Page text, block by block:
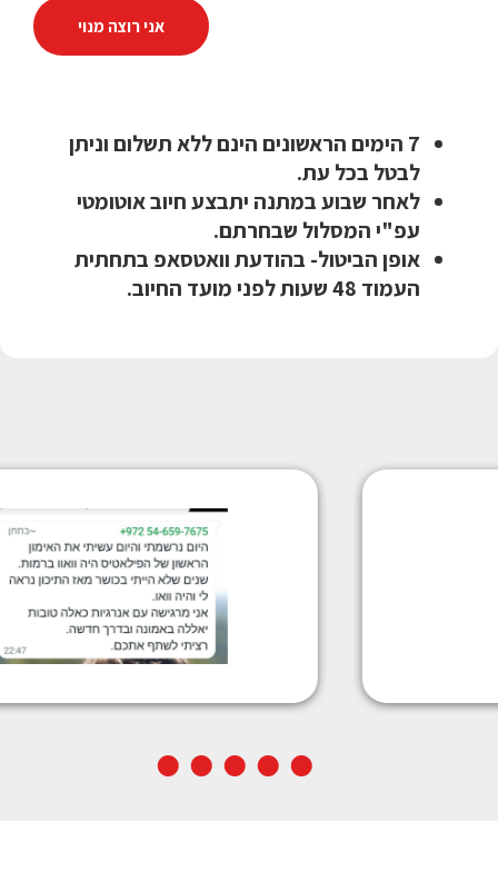
אני רוצה מנוי
7 הימים הראשונים הינם ללא תשלום וניתן
לבטל בכל עת.
לאחר שבוע במתנה יתבצע חיוב אוטומטי
עפ"י המסלול שבחרתם.
אופן הביטול- בהודעת וואטסאפ בתחתית
העמוד 48 שעות לפני מועד החיוב.